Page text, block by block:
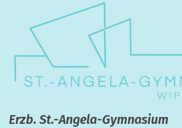
Erzb. St.-Angela-Gymnasium